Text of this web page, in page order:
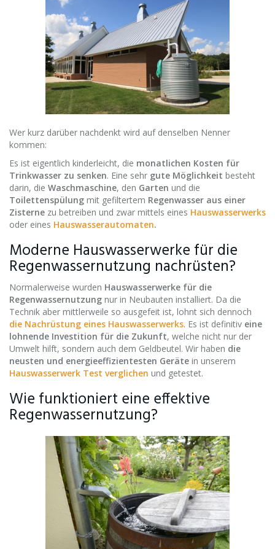
Wer kurz darüber nachdenkt wird auf denselben Nenner
kommen:
Es ist eigentlich kinderleicht, die monatlichen Kosten für
Trinkwasser zu senken. Eine sehr gute Möglichkeit besteht
darin, die Waschmaschine, den Garten und die
Toilettenspülung mit gefiltertem Regenwasser aus einer
Zisterne zu betreiben und zwar mittels eines Hauswasserwerks
oder eines Hauswasserautomaten.
Moderne Hauswasserwerke für die
Regenwassernutzung nachrüsten?
Normalerweise wurden Hauswasserwerke für die
Regenwassernutzung nur in Neubauten installiert. Da die
Technik aber mittlerweile so ausgefeit ist, lohnt sich dennoch
die Nachrüstung eines Hauswasserwerks. Es ist definitiv eine
lohnende Investition für die Zukunft, welche nicht nur der
Umwelt hilft, sondern auch dem Geldbeutel. Wir haben die
neusten und energieeffizientesten Geräte in unserem
Hauswasserwerk Test verglichen und getestet.
Wie funktioniert eine effektive
Regenwassernutzung?